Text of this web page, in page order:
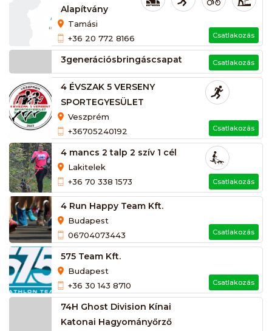
Alapítvány
Tamási
+36 20 772 8166
Csatlakozás
3generációsbringáscsapat Csatlakozás
4 ÉVSZAK 5 VERSENY
SPORTEGYESÜLET
Veszprém
+36705240192
Csatlakozás
4 mancs 2 talp 2 szív 1 cél
Lakitelek
+36 70 338 1573
Csatlakozás
4 Run Happy Team Kft.
Budapest
06704073443
Csatlakozás
575 Team Kft.
Budapest
+36 30 143 8710
Csatlakozás
74H Ghost Division Kínai
Katonai Hagyományőrző